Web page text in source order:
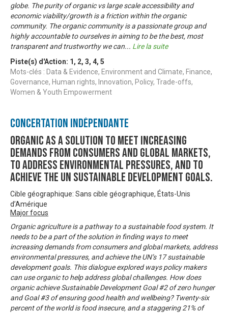
globe. The purity of organic vs large scale accessibility and
economic viability/growth is a friction within the organic
community. The organic community is a passionate group and
highly accountable to ourselves in aiming to be the best, most
transparent and trustworthy we can... Lire la suite
Piste(s) d'Action: 1 , 2, 3, 4, 5
Mots-clés : Data & Evidence, Environment and Climate, Finance,
Governance, Human rights, Innovation, Policy, Trade-offs,
Women & Youth Empowerment
Concertation Indépendante
Organic as a solution to meet increasing
demands from consumers and global markets,
to address environmental pressures, and to
achieve the UN sustainable development goals.
Cible géographique: Sans cible géographique, États-Unis
d’Amérique
Major focus
Organic agriculture is a pathway to a sustainable food system. It
needs to be a part of the solution in finding ways to meet
increasing demands from consumers and global markets, address
environmental pressures, and achieve the UN’s 17 sustainable
development goals. This dialogue explored ways policy makers
can use organic to help address global challenges. How does
organic achieve Sustainable Development Goal #2 of zero hunger
and Goal #3 of ensuring good health and wellbeing? Twenty-six
percent of the world is food insecure, and a staggering 21% of